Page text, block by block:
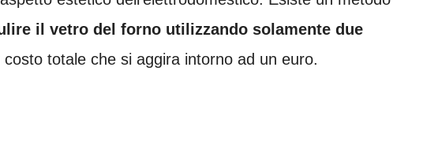
il vetro del forno utilizzando solamente due
totale che si aggira intorno ad un euro.